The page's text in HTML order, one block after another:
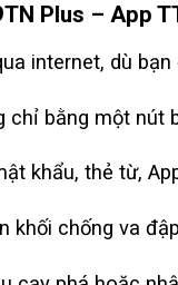
Plus – App
internet, dù
chỉ bằng một nút
khẩu, thẻ từ,
khối chống va